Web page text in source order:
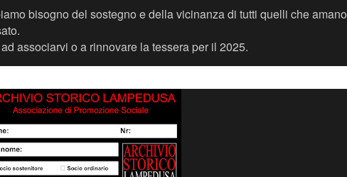
bisogno del sostegno e della vicinanza di tutti quelli che amano
associarvi o a rinnovare la tessera per il 2025.